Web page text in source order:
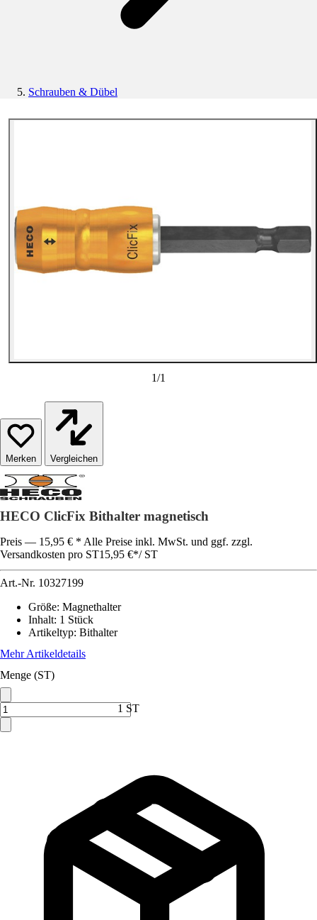
Schrauben & Dübel
1/1
Vergleichen
HECO ClicFix Bithalter magnetisch
Preis — 15,95 € * Alle Preise inkl. MwSt. und ggf. zzgl.
Versandkosten pro ST15,95 €*/ ST
Art.-Nr. 10327199
Größe: Magnethalter
Inhalt: 1 Stück
Artikeltyp: Bithalter
Mehr Artikeldetails
Menge (ST)
1 ST